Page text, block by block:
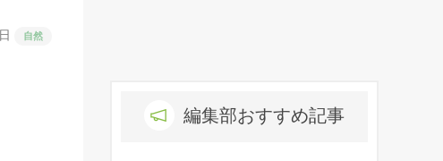
自然
編集部おすすめ記事